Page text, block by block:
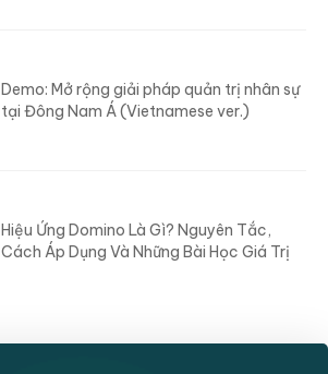
Demo: Mở rộng giải pháp quản trị nhân sự
tại Đông Nam Á (Vietnamese ver.)
Hiệu Ứng Domino Là Gì? Nguyên Tắc,
Cách Áp Dụng Và Những Bài Học Giá Trị